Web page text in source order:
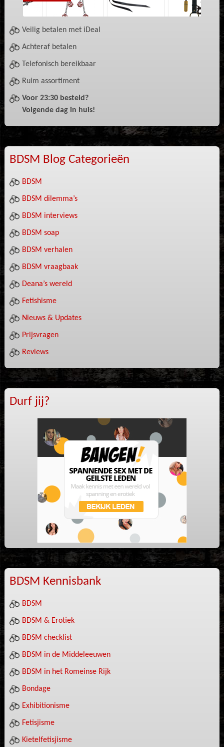
Veilig betalen met iDeal
Achteraf betalen
Telefonisch bereikbaar
Ruim assortiment
Voor 23:30 besteld?
Volgende dag in huis!
BDSM Blog Categorieën
BDSM
BDSM dilemma’s
BDSM interviews
BDSM soap
BDSM verhalen
BDSM vraagbaak
Deana’s wereld
Fetishisme
Nieuws & Updates
Prijsvragen
Reviews
Durf jij?
BDSM Kennisbank
BDSM
BDSM & Erotiek
BDSM checklist
BDSM in de Middeleeuwen
BDSM in het Romeinse Rijk
Bondage
Exhibitionisme
Fetisjisme
Kietelfetisjisme